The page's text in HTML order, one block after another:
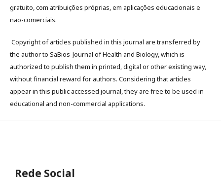
gratuito, com atribuições próprias, em aplicações educacionais e
não-comerciais.
Copyright of articles published in this journal are transferred by
the author to SaBios-Journal of Health and Biology, which is
authorized to publish them in printed, digital or other existing way,
without financial reward for authors. Considering that articles
appear in this public accessed journal, they are free to be used in
educational and non-commercial applications.
Rede Social